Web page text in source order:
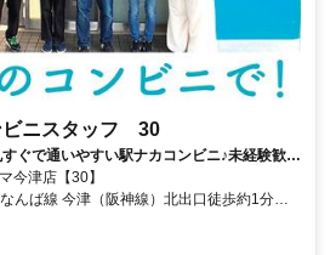
ビニスタッフ 30
ぐで通いやすい駅ナカコンビニ♪未経験歓
津店【30】
んば線 今津（阪神線）北出口徒歩約1分、
）南口徒歩約1分、阪神本線/阪神なんば線